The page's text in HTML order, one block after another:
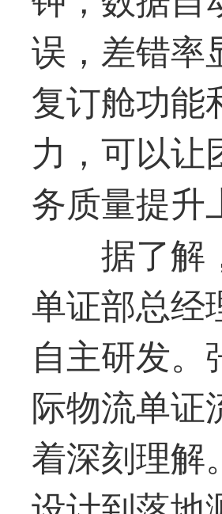
误，差错率
复订舱功能
力，可以让
务质量提升
据了解
单证部总经
自主研发
际物流单证
着深刻理解